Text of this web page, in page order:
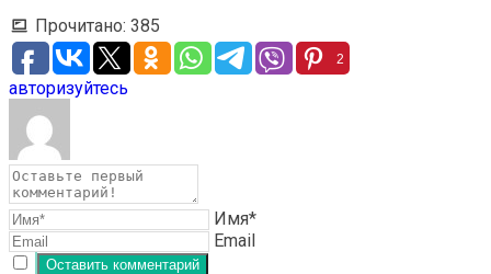
Прочитано: 385
2
авторизуйтесь
Имя*
Email